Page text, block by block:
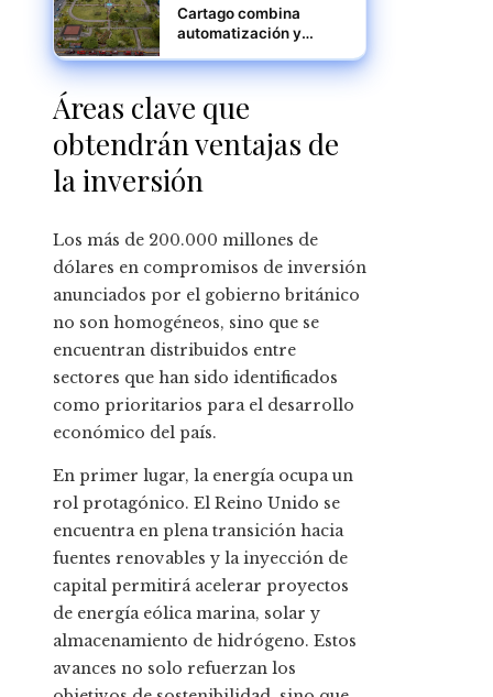
Cartago combina
automatización y
para un desarrollo
Áreas clave que
obtendrán ventajas de
la inversión
Los más de 200.000 millones de
dólares en compromisos de inversión
anunciados por el gobierno británico
no son homogéneos, sino que se
encuentran distribuidos entre
sectores que han sido identificados
como prioritarios para el desarrollo
económico del país.
En primer lugar, la energía ocupa un
rol protagónico. El Reino Unido se
encuentra en plena transición hacia
fuentes renovables y la inyección de
capital permitirá acelerar proyectos
de energía eólica marina, solar y
almacenamiento de hidrógeno. Estos
avances no solo refuerzan los